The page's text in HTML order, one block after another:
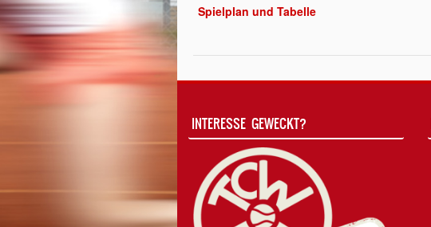
Spielplan und Tabelle
INTERESSE GEWECKT?